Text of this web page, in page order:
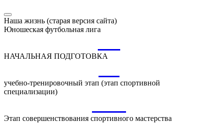
Наша жизнь (старая версия сайта)
Юношеская футбольная лига
НАЧАЛЬНАЯ ПОДГОТОВКА
учебно-тренировочный этап (этап спортивной
специализации)
Этап совершенствования спортивного мастерства